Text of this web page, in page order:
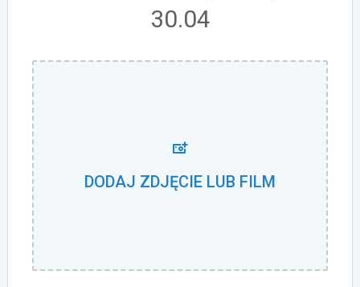
30.04
DODAJ ZDJĘCIE LUB FILM